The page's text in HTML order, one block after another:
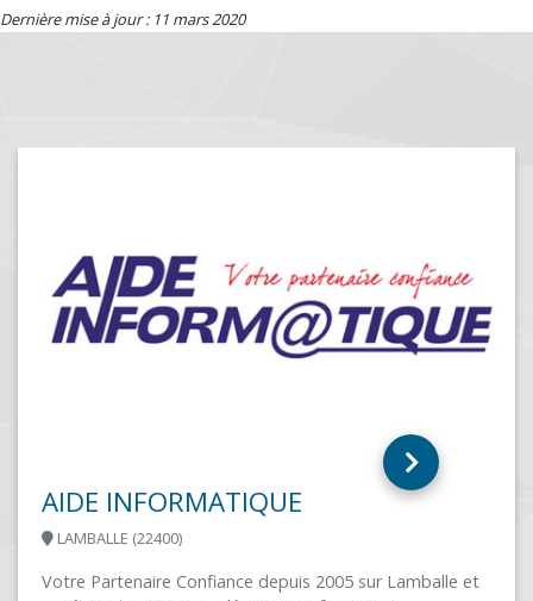
Dernière mise à jour : 11 mars 2020
D.E.F.I. (DEFI)
PARIS (75011)